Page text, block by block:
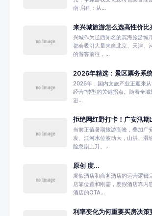
南 启程：从...
来兴城旅游怎么选高性价比
兴城作为辽西知名的滨海旅游城
都会吸引大量来自北京、天津、
的游客前往，...
2026年精选：景区票务系
2026年，国内文旅产业正迎来从
经营”转型的关键拐点。随着全
进...
拒绝网红野打卡！广安汛期
当前正值暑期旅游高峰，叠加广
发、江河水位波动大，山洪、滑
险急剧上升。...
原创 度...
度假酒店和商务酒店的运营逻辑
店靠位置和刚需，度假酒店靠内
酒店的OTA...
利率变化为何重要买房决策